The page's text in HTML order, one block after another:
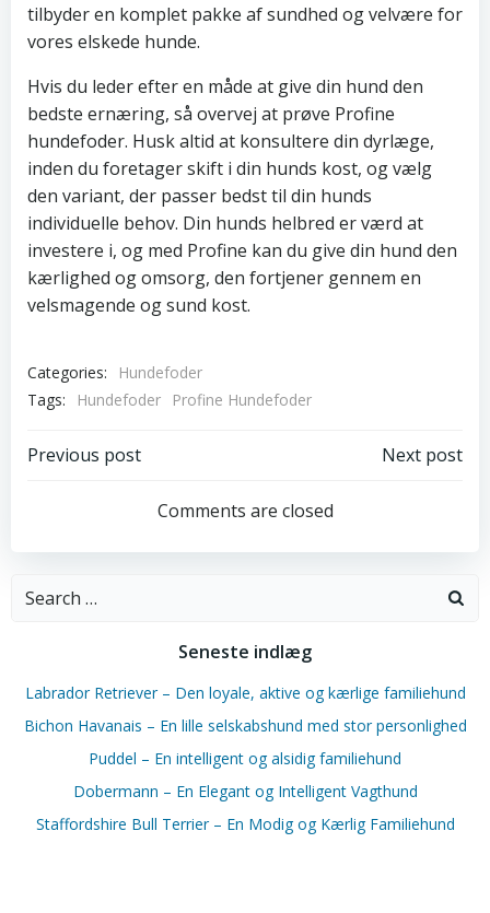
tilbyder en komplet pakke af sundhed og velvære for
vores elskede hunde.
Hvis du leder efter en måde at give din hund den
bedste ernæring, så overvej at prøve Profine
hundefoder. Husk altid at konsultere din dyrlæge,
inden du foretager skift i din hunds kost, og vælg
den variant, der passer bedst til din hunds
individuelle behov. Din hunds helbred er værd at
investere i, og med Profine kan du give din hund den
kærlighed og omsorg, den fortjener gennem en
velsmagende og sund kost.
Categories:
Hundefoder
Tags:
Hundefoder Profine Hundefoder
Post
navigation
Previous post
navigation
Next post
Comments are closed
Search
Seneste indlæg
Labrador Retriever – Den loyale, aktive og kærlige familiehund
Bichon Havanais – En lille selskabshund med stor personlighed
Puddel – En intelligent og alsidig familiehund
Dobermann – En Elegant og Intelligent Vagthund
Staffordshire Bull Terrier – En Modig og Kærlig Familiehund